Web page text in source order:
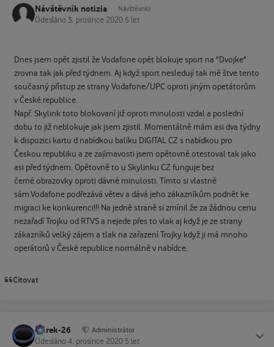
Návštěvník notizia Návštěvníci
Odesláno 3. prosince 2020 5 let
Dnes jsem opět zjistil že Vodafone opět blokuje sport na "Dvojke"
zrovna tak jak před týdnem. Aj když sport nesledují tak mě štve tento
současný přístup ze strany Vodafone/UPC oproti jiným opetátorům
v České.republice.
Např. Skylink toto blokovaní již oproti minulosti vzdal a poslední
dobu to již neblokuje jak jsem zjistil. Momentálně mám asi dva týdny
k dispozici kartu d nabídkou balíku DIGITAL CZ s nabídkou pro
Českou republiku a ze zajímavosti jsem opětovně.otestoval tak jako
asi před týdnem. Opětovně to u Skylinku CZ funguje bez
černé.obrazovky oproti dávné minulosti. Tímto si vlastně
sám.Vodafone podřezává větev a dává jeho zákazníkům podnět ke
migraci ke konkurenci!!! Na jedné straně si zmínil že za žádnou cenu
nezařadí Trojku od RTVS a nejede přes to vlak aj když je ze strany
zákazníků velký zájem a tlak na zařazení Trojky když ji má mnoho
operátorů v České republice normálně v nabídce.
Citovat
Marek-26 Administrátor
Odesláno 4. prosince 2020 5 let